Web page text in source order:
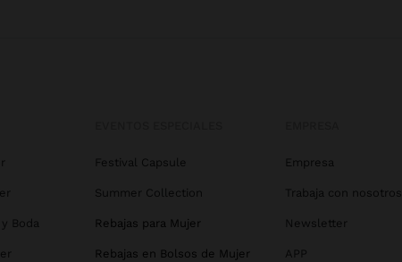
Boda
Festival Capsule
Summer Collection
Rebajas para Mujer
Rebajas en Bolsos de Mujer
Empresa
Trabaja con nosotros
Newsletter
APP